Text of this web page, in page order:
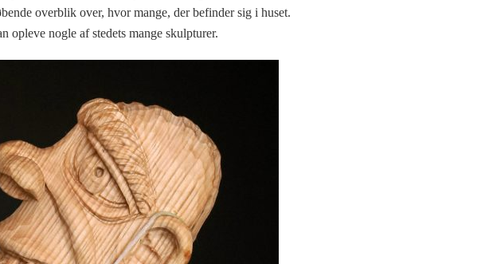
overblik over, hvor mange, der befinder sig i huset.
opleve nogle af stedets mange skulpturer.